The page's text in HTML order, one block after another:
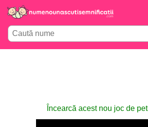
Încearcă acest nou joc de